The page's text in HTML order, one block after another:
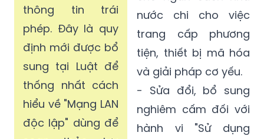
thông tin trái
phép. Đây là quy
định mới được bổ
sung tại Luật để
thống nhất cách
hiểu về "Mạng LAN
độc lập" dùng để
nước chi cho việc
trang cấp phương
tiện, thiết bị mã hóa
và giải pháp cơ yếu.
- Sửa đổi, bổ sung
nghiêm cấm đối với
hành vi "Sử dụng